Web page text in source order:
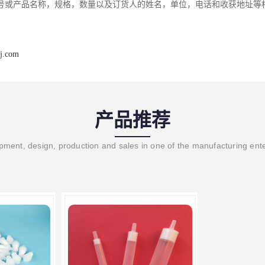
或产品名称，规格，数量以及订货人的姓名，单位，电话和收获地址等
产品推荐
design, production and sales in one of the manufacturing